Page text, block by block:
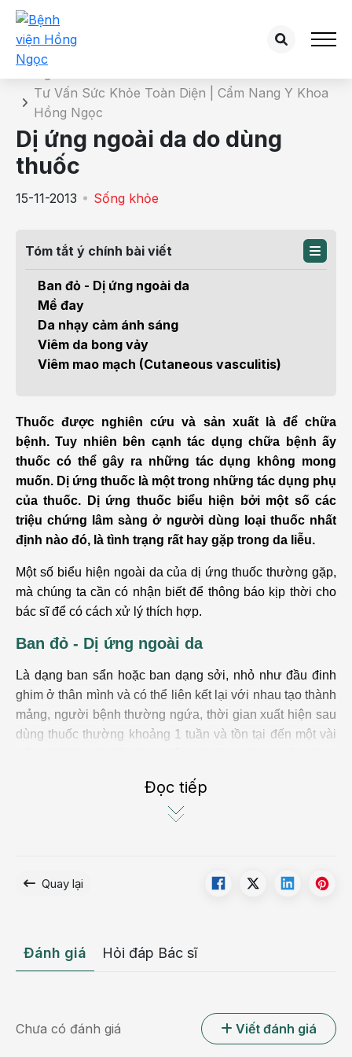
Chi tiết bài tư vấn
Tư Vấn Sức Khỏe Toàn Diện | Cẩm Nang Y Khoa
Hồng Ngọc
Dị ứng ngoài da do dùng
thuốc
15-11-2013 Sống khỏe
Tóm tắt ý chính bài viết
Ban đỏ - Dị ứng ngoài da
Mề đay
Da nhạy cảm ánh sáng
Viêm da bong vảy
Viêm mao mạch (Cutaneous vasculitis)
Thuốc được nghiên cứu và sản xuất là để chữa
bệnh. Tuy nhiên bên cạnh tác dụng chữa bệnh ấy
thuốc có thể gây ra những tác dụng không mong
muốn. Dị ứng thuốc là một trong những tác dụng phụ
của thuốc. Dị ứng thuốc biểu hiện bởi một số các
triệu chứng lâm sàng ở người dùng loại thuốc nhất
định nào đó, là tình trạng rất hay gặp trong da liễu.
Một số biểu hiện ngoài da của dị ứng thuốc thường gặp,
mà chúng ta cần có nhận biết để thông báo kịp thời cho
bác sĩ để có cách xử lý thích hợp.
Ban đỏ - Dị ứng ngoài da
Là dạng ban sẩn hoặc ban dạng sởi, nhỏ như đầu đinh
ghim ở thân mình và có thể liên kết lại với nhau tạo thành
mảng, người bệnh thường ngứa, thời gian xuất hiện sau
dùng thuốc thường khoảng 1 tuần và tồn tại đến một vài
Đọc tiếp
Quay lại
Đánh giá Hỏi đáp Bác sĩ
Chưa có đánh giá Viết đánh giá